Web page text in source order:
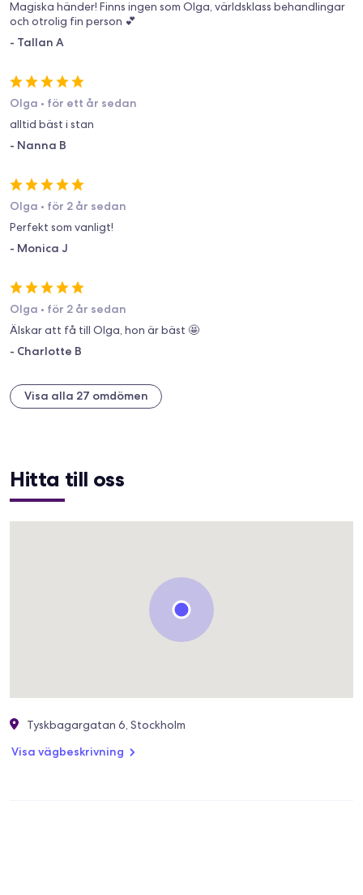
Magiska händer! Finns ingen som Olga, världsklass behandlingar
och otrolig fin person 💕
- Tallan A
Olga • för ett år sedan
alltid bäst i stan
- Nanna B
Olga • för 2 år sedan
Perfekt som vanligt!
- Monica J
Olga • för 2 år sedan
Älskar att få till Olga, hon är bäst 🤩
- Charlotte B
Visa alla 27 omdömen
Hitta till oss
Tyskbagargatan 6, Stockholm
Visa vägbeskrivning